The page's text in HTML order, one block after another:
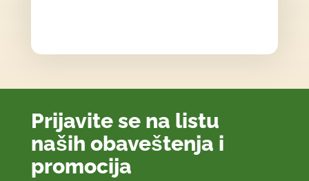
Prijavite se na listu
naših obaveštenja i
promocija